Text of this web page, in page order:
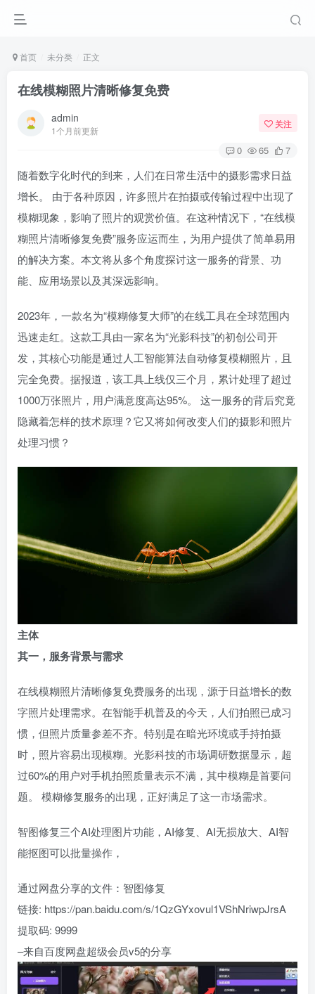
首页 未分类 正文
在线模糊照片清晰修复免费
admin
1个月前更新
关注
0 65 7
随着数字化时代的到来，人们在日常生活中的摄影需求日益
增长。 由于各种原因，许多照片在拍摄或传输过程中出现了
模糊现象，影响了照片的观赏价值。在这种情况下，“在线模
糊照片清晰修复免费”服务应运而生，为用户提供了简单易用
的解决方案。本文将从多个角度探讨这一服务的背景、功
能、应用场景以及其深远影响。
2023年，一款名为“模糊修复大师”的在线工具在全球范围内
迅速走红。这款工具由一家名为“光影科技”的初创公司开
发，其核心功能是通过人工智能算法自动修复模糊照片，且
完全免费。据报道，该工具上线仅三个月，累计处理了超过
1000万张照片，用户满意度高达95%。 这一服务的背后究竟
隐藏着怎样的技术原理？它又将如何改变人们的摄影和照片
处理习惯？
主体
其一，服务背景与需求
在线模糊照片清晰修复免费服务的出现，源于日益增长的数
字照片处理需求。在智能手机普及的今天，人们拍照已成习
惯，但照片质量参差不齐。特别是在暗光环境或手持拍摄
时，照片容易出现模糊。光影科技的市场调研数据显示，超
过60%的用户对手机拍照质量表示不满，其中模糊是首要问
题。 模糊修复服务的出现，正好满足了这一市场需求。
智图修复三个AI处理图片功能，AI修复、AI无损放大、AI智
能抠图可以批量操作，
通过网盘分享的文件：智图修复
链接: https://pan.baidu.com/s/1QzGYxovul1VShNriwpJrsA
提取码: 9999
–来自百度网盘超级会员v5的分享